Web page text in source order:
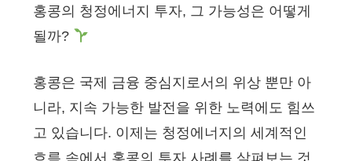
홍콩의 청정에너지 투자, 그 가능성은 어떻게
될까?
홍콩은 국제 금융 중심지로서의 위상 뿐만 아
니라, 지속 가능한 발전을 위한 노력에도 힘쓰
고 있습니다. 이제는 청정에너지의 세계적인